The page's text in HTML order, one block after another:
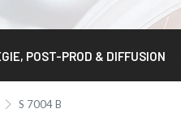
POST-PROD & DIFFUSION
S 7004 B